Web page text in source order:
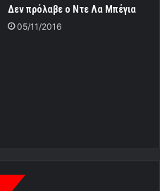
Δεν πρόλαβε ο Ντε Λα Μπέγια
05/11/2016